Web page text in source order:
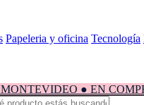
Papeleria y oficina Tecnología
● EN